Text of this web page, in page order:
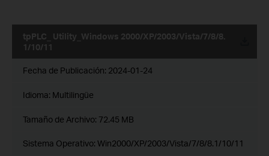
tpPLC_ Utility_Windows 2000/XP/2003/Vista/7/8/8.
1/10/11
Fecha de Publicación: 2024-01-24
Idioma: Multilingüe
Tamaño de Archivo: 72.45 MB
Sistema Operativo: Win2000/XP/2003/Vista/7/8/8.1/10/11